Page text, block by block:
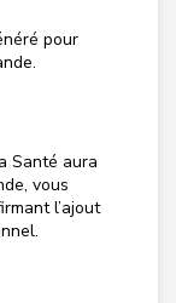
pour
Santé aura
vous
l’ajout